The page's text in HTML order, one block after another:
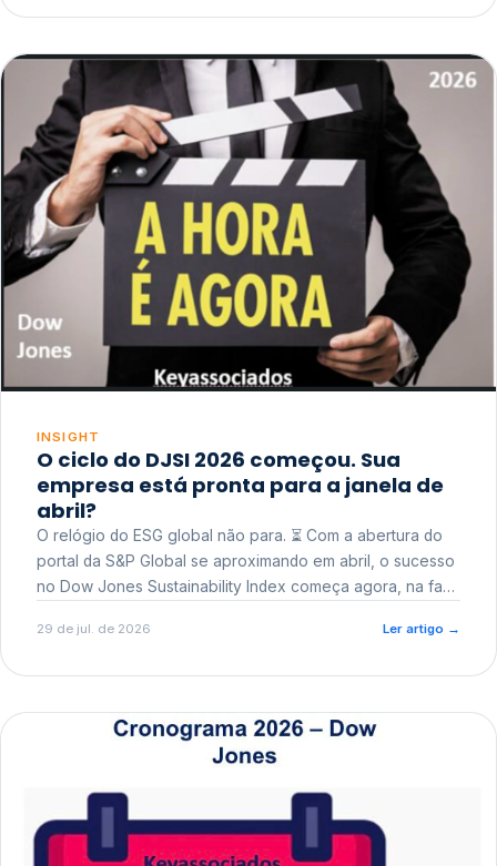
INSIGHT
O ciclo do DJSI 2026 começou. Sua
empresa está pronta para a janela de
abril?
O relógio do ESG global não para. ⏳ Com a abertura do
portal da S&P Global se aproximando em abril, o sucesso
no Dow Jones Sustainability Index começa agora, na fase
29 de jul. de 2026 Ler artigo →